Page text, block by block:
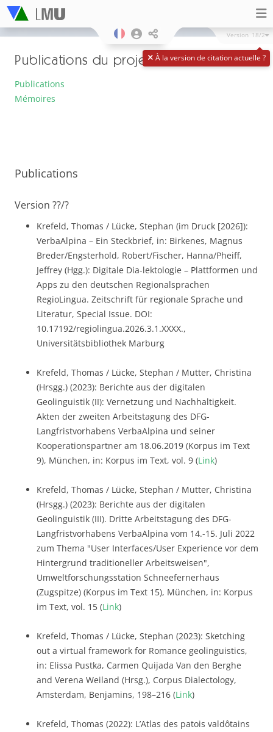
À la version de citation actuelle ?
Version 18/2
Publications du projet
Publications
Mémoires
Publications
Version ??/?
Krefeld, Thomas / Lücke, Stephan (im Druck [2026]):
VerbaAlpina – Ein Steckbrief, in: Birkenes, Magnus
Breder/Engsterhold, Robert/Fischer, Hanna/Pheiff,
Jeffrey (Hgg.): Digitale Dia-lektologie – Plattformen und
Apps zu den deutschen Regionalsprachen
RegioLingua. Zeitschrift für regionale Sprache und
Literatur, Special Issue. DOI:
10.17192/regiolingua.2026.3.1.XXXX.,
Universitätsbibliothek Marburg
Krefeld, Thomas / Lücke, Stephan / Mutter, Christina
(Hrsgg.) (2023): Berichte aus der digitalen
Geolinguistik (II): Vernetzung und Nachhaltigkeit.
Akten der zweiten Arbeitstagung des DFG-
Langfristvorhabens VerbaAlpina und seiner
Kooperationspartner am 18.06.2019 (Korpus im Text
9), München, in: Korpus im Text, vol. 9 (Link)
Krefeld, Thomas / Lücke, Stephan / Mutter, Christina
(Hrsgg.) (2023): Berichte aus der digitalen
Geolinguistik (III). Dritte Arbeitstagung des DFG-
Langfristvorhabens VerbaAlpina vom 14.-15. Juli 2022
zum Thema "User Interfaces/User Experience vor dem
Hintergrund traditioneller Arbeitsweisen",
Umweltforschungsstation Schneefernerhaus
(Zugspitze) (Korpus im Text 15), München, in: Korpus
im Text, vol. 15 (Link)
Krefeld, Thomas / Lücke, Stephan (2023): Sketching
out a virtual framework for Romance geolinguistics,
in: Elissa Pustka, Carmen Quijada Van den Berghe
and Verena Weiland (Hrsg.), Corpus Dialectology,
Amsterdam, Benjamins, 198–216 (Link)
Krefeld, Thomas (2022): L’Atlas des patois valdôtains